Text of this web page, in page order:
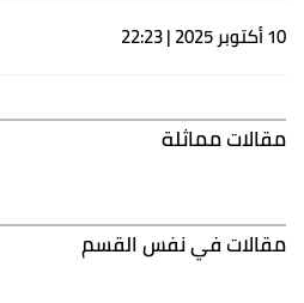
10 أكتوبر 2025 | 22:23
مقالات مماثلة
مقالات في نفس القسم